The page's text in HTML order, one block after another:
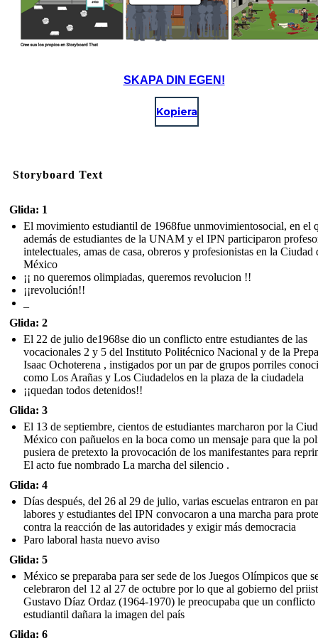
SKAPA DIN EGEN!
Kopiera
Storyboard Text
Glida: 1
El movimiento estudiantil de 1968fue unmovimientosocial, en el
además de estudiantes de la UNAM y el IPN participaron
intelectuales, amas de casa, obreros y profesionistas en la Ciudad
México
¡¡ no queremos olimpiadas, queremos revolucion !!
¡¡revolución!!
Glida: 2
El 22 de julio de1968se dio un conflicto entre estudiantes de las
vocacionales 2 y 5 del Instituto Politécnico Nacional y de la
Isaac Ochoterena , instigados por un par de grupos porriles
como Los Arañas y Los Ciudadelos en la plaza de la ciudadela
¡¡quedan todos detenidos!!
Glida: 3
El 13 de septiembre, cientos de estudiantes marcharon por la
México con pañuelos en la boca como un mensaje para que la
pusiera de pretexto la provocación de los manifestantes para
El acto fue nombrado La marcha del silencio .
Glida: 4
Días después, del 26 al 29 de julio, varias escuelas entraron en
labores y estudiantes del IPN convocaron a una marcha para
contra la reacción de las autoridades y exigir más democracia
Paro laboral hasta nuevo aviso
Glida: 5
México se preparaba para ser sede de los Juegos Olímpicos que
celebraron del 12 al 27 de octubre por lo que al gobierno del
Gustavo Díaz Ordaz (1964-1970) le preocupaba que un conflicto
estudiantil dañara la imagen del país
Glida: 6